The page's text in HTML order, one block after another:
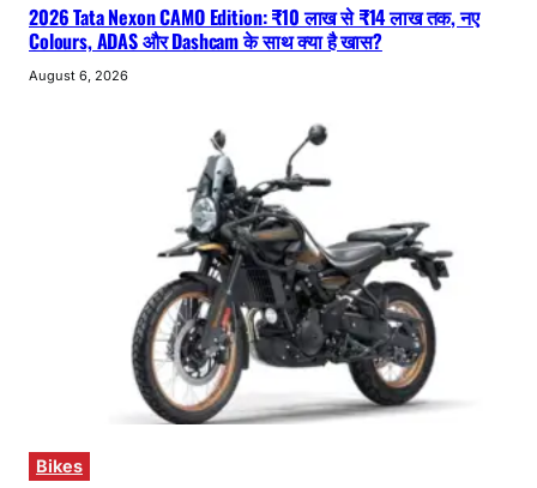
2026 Tata Nexon CAMO Edition: ₹10 लाख से ₹14 लाख तक, नए
Colours, ADAS और Dashcam के साथ क्या है खास?
August 6, 2026
Bikes